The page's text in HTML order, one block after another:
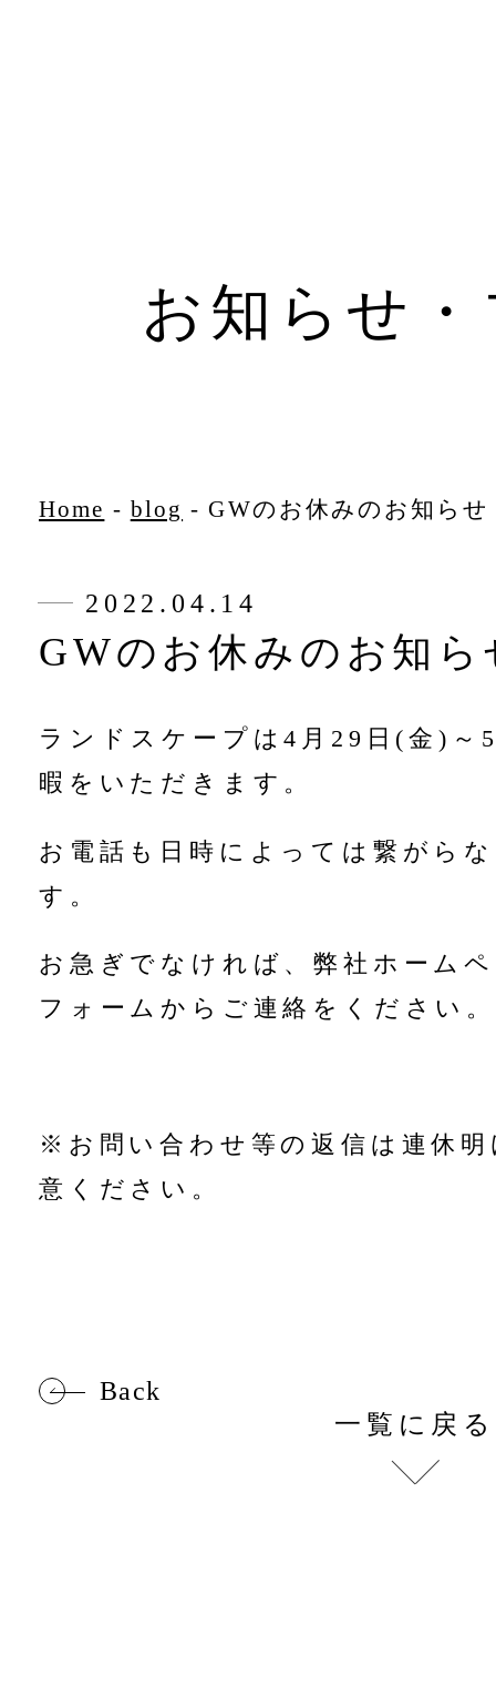
お知らせ
Home - blog -GWのお休みのお知らせ
2022.04.14
GWのお休みのお知ら
ランドスケープは4月29日(金)～
暇をいただきます。
お電話も日時によっては繋がら
す。
お急ぎでなければ、弊社ホーム
フォームからご連絡をください。
※お問い合わせ等の返信は連休
意ください。
Back
一覧に戻る